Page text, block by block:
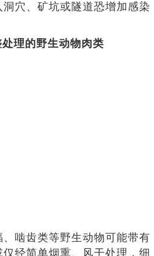
穴、矿坑或隧道恐增加感染
理的野生动物肉类
啮齿类等野生动物可能带有
经简单烟熏、风干处理，细